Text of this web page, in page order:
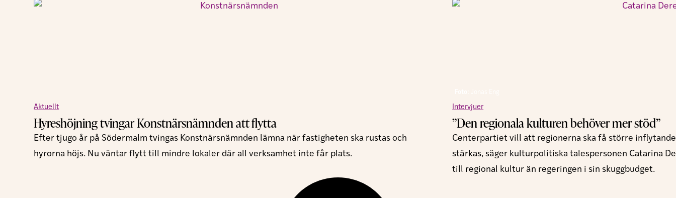
Aktuellt
Hyreshöjning tvingar Konstnärsnämnden att flytta
Efter tjugo år på Södermalm tvingas Konstnärsnämnden lämna när fastigheten ska rustas och
hyrorna höjs. Nu väntar flytt till mindre lokaler där all verksamhet inte får plats.
Intervjuer
”Den regionala kulturen behöver mer stöd”
Centerpartiet vill att regionerna ska få större
stärkas, säger kulturpolitiska talespersonen Catarina
till regional kultur än regeringen i sin skuggbudget.